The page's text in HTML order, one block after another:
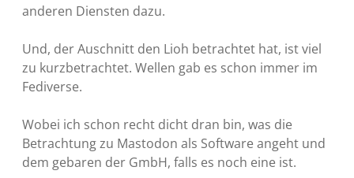
anderen Diensten dazu.
Und, der Auschnitt den Lioh betrachtet hat, ist viel
zu kurzbetrachtet. Wellen gab es schon immer im
Fediverse.
Wobei ich schon recht dicht dran bin, was die
Betrachtung zu Mastodon als Software angeht und
dem gebaren der GmbH, falls es noch eine ist.